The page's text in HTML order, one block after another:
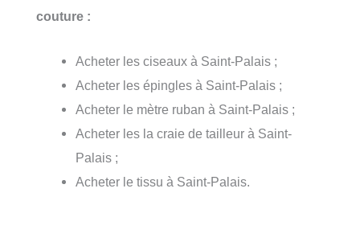
couture :
Acheter les ciseaux à Saint-Palais ;
Acheter les épingles à Saint-Palais ;
Acheter le mètre ruban à Saint-Palais ;
Acheter les la craie de tailleur à Saint-
Palais ;
Acheter le tissu à Saint-Palais.